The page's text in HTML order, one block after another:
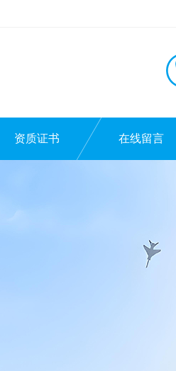
资质证书 在线留言